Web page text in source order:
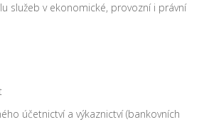
služeb v ekonomické, provozní i právní
účetnictví a výkaznictví (bankovních